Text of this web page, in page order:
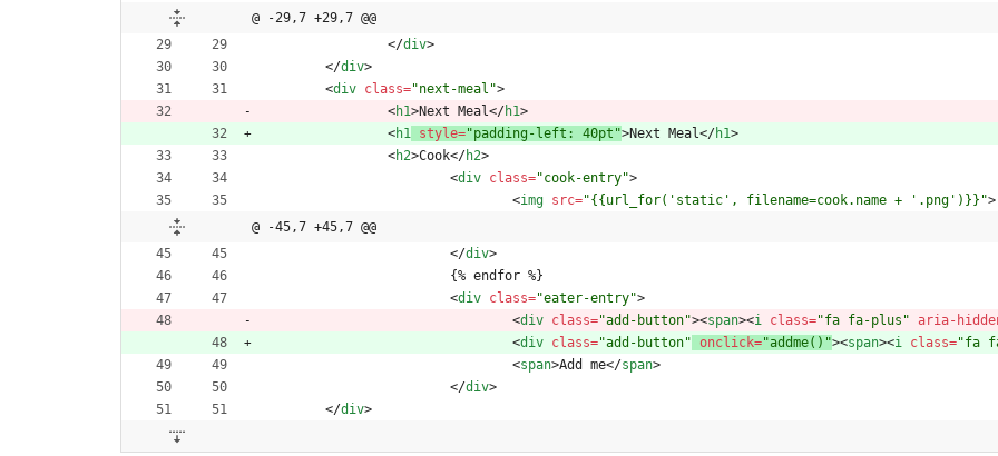
@ -29,7 +29,7 @@
</div>
</div>
<div class="next-meal">
<h1>Next Meal</h1>
<h1 style="padding-left: 40pt">Next Meal</h1>
<h2>Cook</h2>
<div class="cook-entry">
<img src="{{url_for('static', filename=cook.name + '.png')}}">
@ -45,7 +45,7 @@
</div>
			{% endfor %}
<div class="eater-entry">
<div class="add-button"><span><i class="fa fa-plus" aria-
<div class="add-button" onclick="addme()"><span><i class="fa
<span>Add me</span>
</div>
</div>